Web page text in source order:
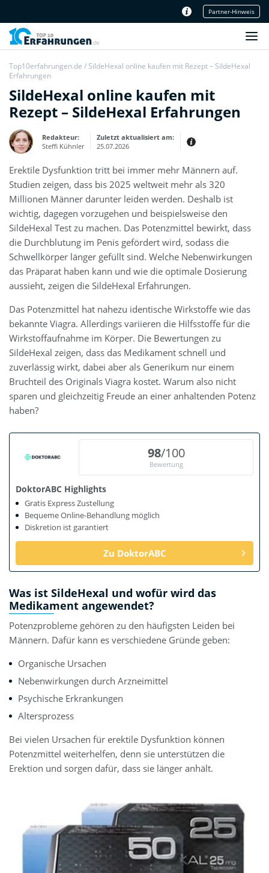
Unser Redaktionsteam
Partner-Hinweis
Top10erfahrungen.de / SildeHexal online kaufen mit Rezept – SildeHexal
Erfahrungen
SildeHexal online kaufen mit
Rezept – SildeHexal Erfahrungen
Redakteur:
Steffi Kühnler
Zuletzt aktualisiert am:
25.07.2026
Erfahrungen:
Newsberichte
Mein Werdegang ist relativ bunt,
denn ich habe zuerst eine praktische
Ausbildung in Elektrotechnik
abgeschlossen und später noch ein
IT-Studium an der Fachhochschule
draufgelegt.
Erektile Dysfunktion tritt bei immer mehr Männern auf.
Studien zeigen, dass bis 2025 weltweit mehr als 320
Millionen Männer darunter leiden werden. Deshalb ist
wichtig, dagegen vorzugehen und beispielsweise den
SildeHexal Test zu machen. Das Potenzmittel bewirkt, dass
die Durchblutung im Penis gefördert wird, sodass die
Schwellkörper länger gefüllt sind. Welche Nebenwirkungen
das Präparat haben kann und wie die optimale Dosierung
aussieht, zeigen die SildeHexal Erfahrungen.
Das Potenzmittel hat nahezu identische Wirkstoffe wie das
bekannte Viagra. Allerdings variieren die Hilfsstoffe für die
Wirkstoffaufnahme im Körper. Die Bewertungen zu
SildeHexal zeigen, dass das Medikament schnell und
zuverlässig wirkt, dabei aber als Generikum nur einem
Bruchteil des Originals Viagra kostet. Warum also nicht
sparen und gleichzeitig Freude an einer anhaltenden Potenz
haben?
98/100
Bewertung
DoktorABC Highlights
Gratis Express Zustellung
Bequeme Online-Behandlung möglich
Diskretion ist garantiert
Zu DoktorABC
Was ist SildeHexal und wofür wird das
Medikament angewendet?
Potenzprobleme gehören zu den häufigsten Leiden bei
Männern. Dafür kann es verschiedene Gründe geben:
Organische Ursachen
Nebenwirkungen durch Arzneimittel
Psychische Erkrankungen
Altersprozess
Bei vielen Ursachen für erektile Dysfunktion können
Potenzmittel weiterhelfen, denn sie unterstützen die
Erektion und sorgen dafür, dass sie länger anhält.